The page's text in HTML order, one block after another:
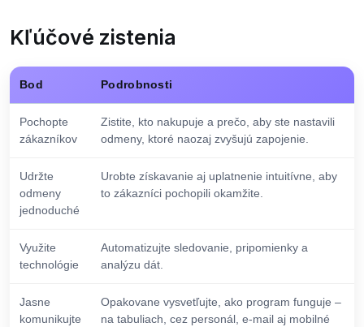
Kľúčové zistenia
Bod Podrobnosti
Pochopte
zákazníkov
Zistite, kto nakupuje a prečo, aby ste nastavili
odmeny, ktoré naozaj zvyšujú zapojenie.
Udržte
odmeny
jednoduché
Urobte získavanie aj uplatnenie intuitívne, aby
to zákazníci pochopili okamžite.
Využite
technológie
Automatizujte sledovanie, pripomienky a
analýzu dát.
Jasne
komunikujte
Opakovane vysvetľujte, ako program funguje –
na tabuliach, cez personál, e-mail aj mobilné